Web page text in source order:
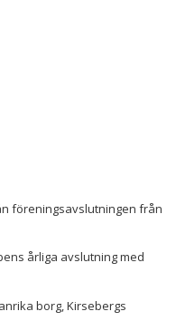
föreningsavslutningen från
årliga avslutning med
borg, Kirsebergs